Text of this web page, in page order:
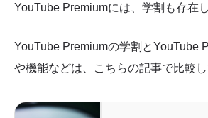
YouTube Premiumには、学割も存在
YouTube Premiumの学割とYouTube
や機能などは、こちらの記事で比較し